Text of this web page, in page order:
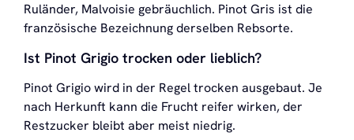
Ruländer, Malvoisie gebräuchlich. Pinot Gris ist die
französische Bezeichnung derselben Rebsorte.
Ist Pinot Grigio trocken oder lieblich?
Pinot Grigio wird in der Regel trocken ausgebaut. Je
nach Herkunft kann die Frucht reifer wirken, der
Restzucker bleibt aber meist niedrig.